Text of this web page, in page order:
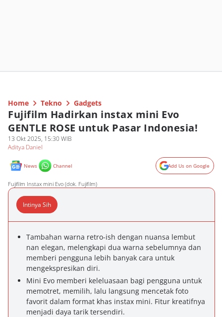
Home Tekno Gadgets
Fujifilm Hadirkan instax mini Evo
GENTLE ROSE untuk Pasar Indonesia!
13 Okt 2025, 15:30 WIB
Aditya Daniel
News Channel Add Us on Google
Fujifilm Instax mini Evo (dok. Fujifilm)
Intinya Sih
Tambahan warna retro-ish dengan nuansa lembut
nan elegan, melengkapi dua warna sebelumnya dan
memberi pengguna lebih banyak cara untuk
mengekspresikan diri.
Mini Evo memberi keleluasaan bagi pengguna untuk
memotret, memilih, lalu langsung mencetak foto
favorit dalam format khas instax mini. Fitur kreatifnya
menjadi daya tarik tersendiri.